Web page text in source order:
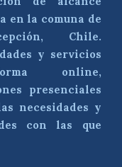
en la comuna de
Chile.
y servicios
online,
presenciales
necesidades y
con las que